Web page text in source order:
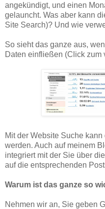
angekündigt, und einen
gelauncht. Was aber kann
Site Search)? Und wie
So sieht das ganze aus,
Daten einfließen (Click zum
Mit der Website Suche
werden. Auch auf meinem
integriert mit der Sie über
auf die entsprechenden
Warum ist das ganze so
Nehmen wir an, Sie geben